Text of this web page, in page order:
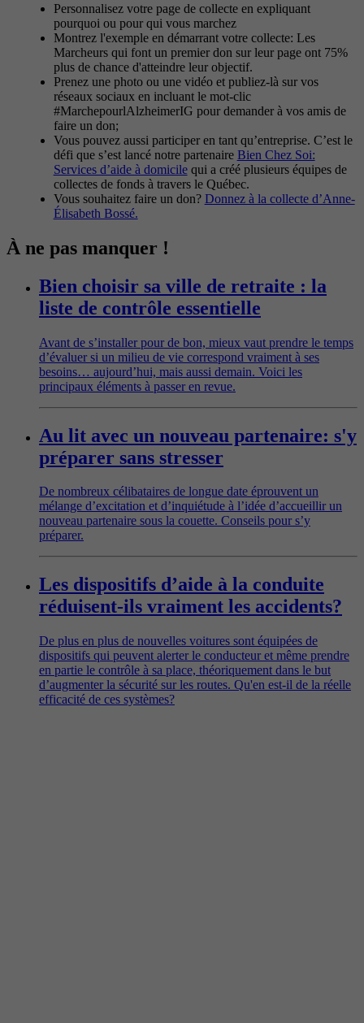
Personnalisez votre page de collecte en expliquant
pourquoi ou pour qui vous marchez
Montrez l'exemple en démarrant votre collecte: Les
Marcheurs qui font un premier don sur leur page ont 75%
plus de chance d'atteindre leur objectif.
Prenez une photo ou une vidéo et publiez-là sur vos
réseaux sociaux en incluant le mot-clic
#MarchepourlAlzheimerIG pour demander à vos amis de
faire un don;
Vous pouvez aussi participer en tant qu’entreprise. C’est le
défi que s’est lancé notre partenaire Bien Chez Soi:
Services d’aide à domicilequi a créé plusieurs équipes de
collectes de fonds à travers le Québec.
Vous souhaitez faire un don? Donnez à la collecte d’Anne-
Élisabeth Bossé.
À ne pas manquer !
Bien choisir sa ville de retraite : la
liste de contrôle essentielle
Avant de s’installer pour de bon, mieux vaut prendre le temps
d’évaluer si un milieu de vie correspond vraiment à ses
besoins… aujourd’hui, mais aussi demain. Voici les
principaux éléments à passer en revue.
Au lit avec un nouveau partenaire: s'y
préparer sans stresser
De nombreux célibataires de longue date éprouvent un
mélange d’excitation et d’inquiétude à l’idée d’accueillir un
nouveau partenaire sous la couette. Conseils pour s’y
préparer.
Les dispositifs d’aide à la conduite
réduisent-ils vraiment les accidents?
De plus en plus de nouvelles voitures sont équipées de
dispositifs qui peuvent alerter le conducteur et même prendre
en partie le contrôle à sa place, théoriquement dans le but
d’augmenter la sécurité sur les routes. Qu'en est-il de la réelle
efficacité de ces systèmes?